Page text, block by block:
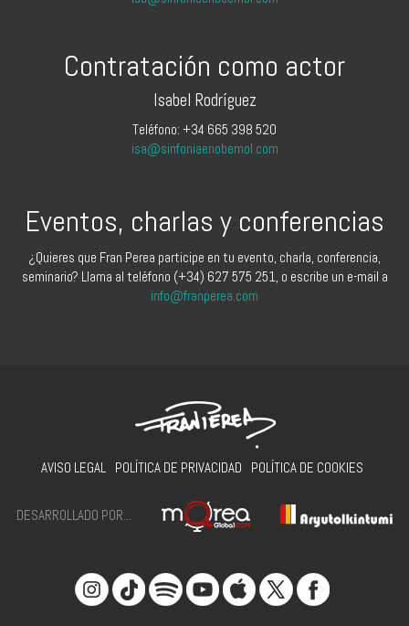
Contratación como actor
Isabel Rodríguez
Teléfono: +34 665 398 520
isa@sinfoniaenobemol.com
Eventos, charlas y conferencias
¿Quieres que Fran Perea participe en tu evento, charla, conferencia,
seminario? Llama al teléfono (+34) 627 575 251, o escribe un e-mail a
info@franperea.com
AVISO LEGAL POLÍTICA DE PRIVACIDAD POLÍTICA DE COOKIES
DESARROLLADO POR...